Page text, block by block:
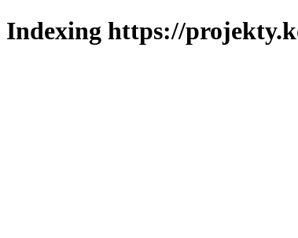
Indexing https://